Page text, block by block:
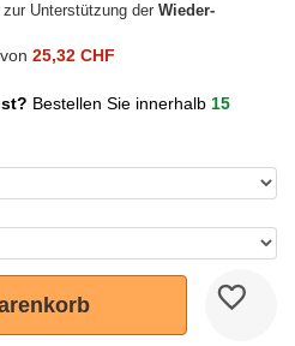
Unterstützung der Wieder-
von 25,32 CHF
Bestellen Sie innerhalb 15